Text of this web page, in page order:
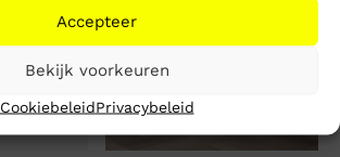
Accepteer
Bekijk voorkeuren
CookiebeleidPrivacybeleid